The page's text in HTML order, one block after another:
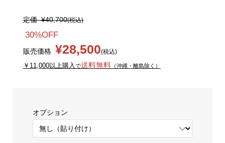
定価¥40,700(税込)
30%OFF
販売価格 ¥28,500(税込)
￥11,000以上購入 で送料無料（沖縄・離島除く）
オプション